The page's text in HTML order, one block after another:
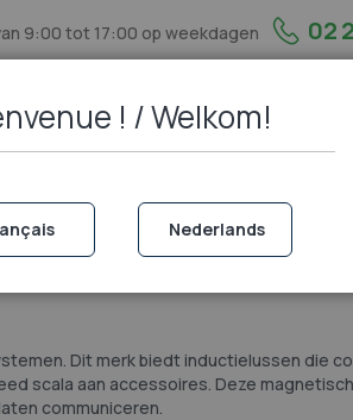
9:00 tot 17:00 op weekdagen 02
PORTOFOON EN
Dit merk biedt inductielussen die
scala aan accessoires. Deze
communiceren.
! / Welkom!
Nederlands